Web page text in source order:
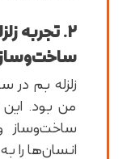
۲. تجربه
من بود.
ساخت‌وساز
انسان‌ها را